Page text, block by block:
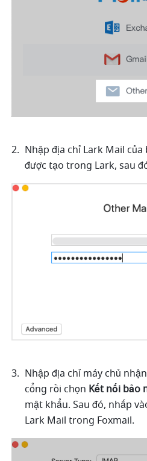
Nhập địa chỉ Lark Mail
được tạo trong Lark, sau
Nhập địa chỉ máy chủ
cổng rồi chọn Kết nối bảo
mật khẩu. Sau đó, nhấp
Lark Mail trong Foxmail.